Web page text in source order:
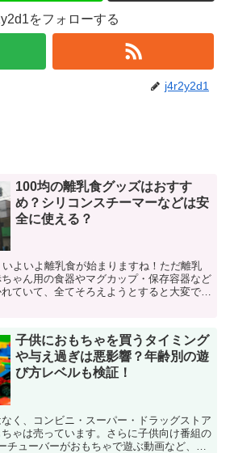
をフォローする
j4r2y2d1
100均の離乳食グッズはおすす
め？シリコンスチーマーなどは安
全に使える？
よいよ離乳食が始まりますね！ただ離乳
ゃん用の食器やマグカップ・保存容器など
ていて、全てそろえようとすると大変でお
子供におもちゃを買うタイミング
や与え過ぎは悪影響？年齢別の遊
び方レベルも検証！
く、コンビニ・スーパー・ドラッグストア
ゃは売っています。さらに子供向け番組の
チューバーがおもちゃで遊ぶ動画など、情